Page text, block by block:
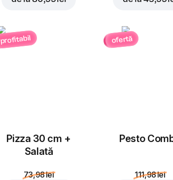
profitabil
Pizza 30 cm +
Salată
73,98 lei
ofertă
Pesto
111,98 lei